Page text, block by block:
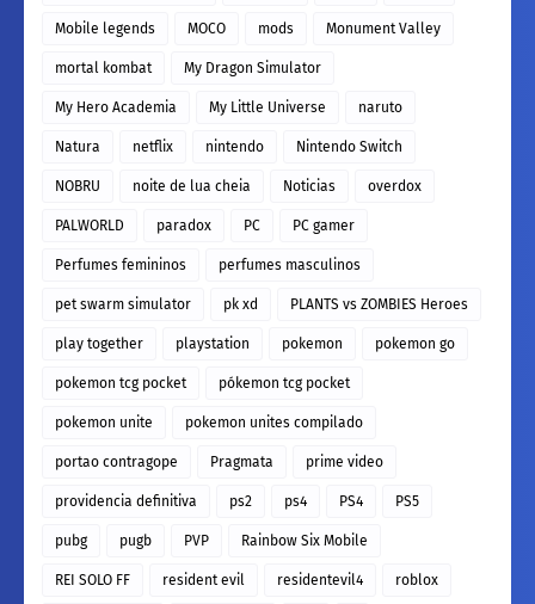
Mobile legends MOCO mods Monument Valley
mortal kombat My Dragon Simulator
My Hero Academia My Little Universe naruto
Natura netflix nintendo Nintendo Switch
NOBRU noite de lua cheia Noticias overdox
PALWORLD paradox PC PC gamer
Perfumes femininos perfumes masculinos
pet swarm simulator pk xd PLANTS vs ZOMBIES Heroes
play together playstation pokemon pokemon go
pokemon tcg pocket pókemon tcg pocket
pokemon unite pokemon unites compilado
portao contragope Pragmata prime video
providencia definitiva ps2 ps4 PS4 PS5
pubg pugb PVP Rainbow Six Mobile
REI SOLO FF resident evil residentevil4 roblox